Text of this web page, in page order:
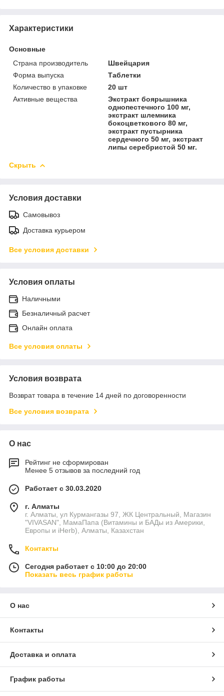
Характеристики
Основные
Страна производитель
Швейцария
Форма выпуска
Таблетки
Количество в упаковке
20 шт
Активные вещества
Экстракт боярышника
однопестечного 100 мг,
экстракт шлемника
бокоцветкового 80 мг,
экстракт пустырника
сердечного 50 мг, экстракт
липы серебристой 50 мг.
Скрыть
Условия доставки
Самовывоз
Доставка курьером
Все условия доставки
Условия оплаты
Наличными
Безналичный расчет
Онлайн оплата
Все условия оплаты
Условия возврата
Возврат товара в течение 14 дней по договоренности
Все условия возврата
О нас
Рейтинг не сформирован
Менее 5 отзывов за последний год
Работает с 30.03.2020
г. Алматы
г. Алматы, ул Курмангазы 97, ЖК Центральный, Магазин
"VIVASAN", МамаПапа (Витамины и БАДы из Америки,
Европы и iHerb), Алматы, Казахстан
Контакты
Сегодня работает с 10:00 до 20:00
Показать весь график работы
О нас
Контакты
Доставка и оплата
График работы